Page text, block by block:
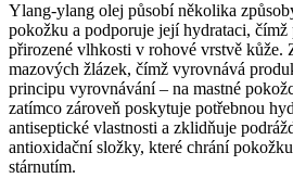
Ylang-ylang olej působí několika
pokožku a podporuje její hydrataci,
přirozené vlhkosti v rohové vrstvě kůže.
mazových žlázek, čímž vyrovnává
principu vyrovnávání – na mastné
zatímco zároveň poskytuje potřebnou
antiseptické vlastnosti a zklidňuje
antioxidační složky, které chrání
stárnutím.